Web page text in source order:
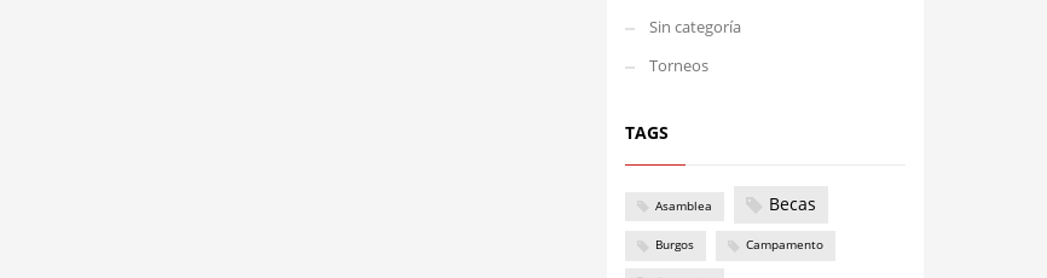
Sin categoría
Torneos
TAGS
Asamblea Becas
Burgos Campamento